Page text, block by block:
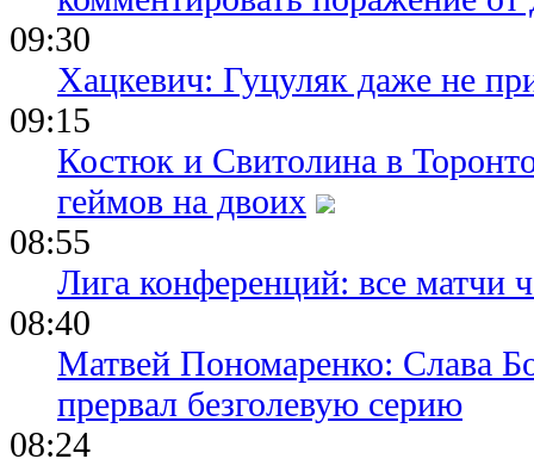
09:30
Хацкевич: Гуцуляк даже не
09:15
Костюк и Свитолина в
геймов на двоих
08:55
Лига конференций: все матчи
08:40
Матвей Пономаренко: Слава
прервал безголевую серию
08:24